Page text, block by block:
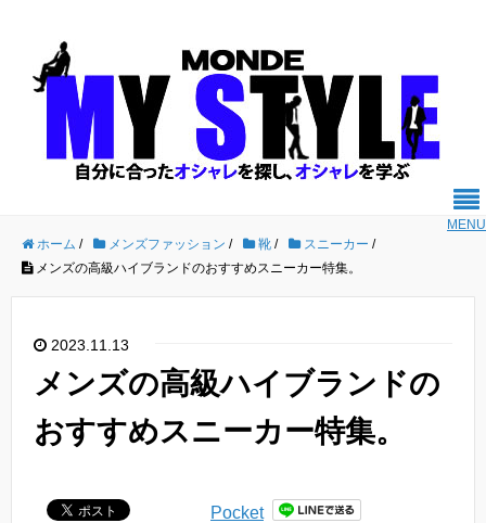
MENU
ホーム / メンズファッション / 靴 / スニーカー /
メンズの高級ハイブランドのおすすめスニーカー特集。
2023.11.13
メンズの高級ハイブランドの
おすすめスニーカー特集。
Pocket